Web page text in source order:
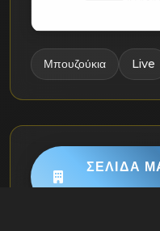
Μπουζούκια Live
ΣΕΛΊΔΑ